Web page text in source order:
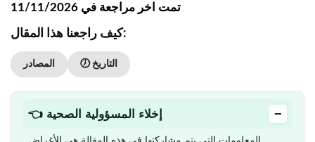
تمت اخر مراجعة في 11/11/2026
كيف راجعنا هذا المقال:
المصادر 🕖 التاريخ
👈 إخلاء المسؤولية الصحية −